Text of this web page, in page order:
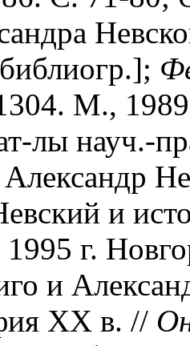
М.,
лы науч.-
и
1995 г.
и
XX в. //